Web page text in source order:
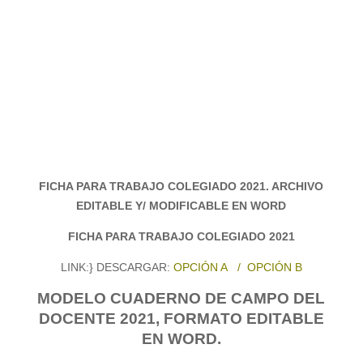
FICHA PARA TRABAJO COLEGIADO 2021. ARCHIVO
EDITABLE Y/ MODIFICABLE EN WORD
FICHA PARA TRABAJO COLEGIADO 2021
LINK:} DESCARGAR: OPCIÓN A/ OPCIÓN B
MODELO CUADERNO DE CAMPO DEL
DOCENTE 2021, FORMATO EDITABLE
EN WORD.